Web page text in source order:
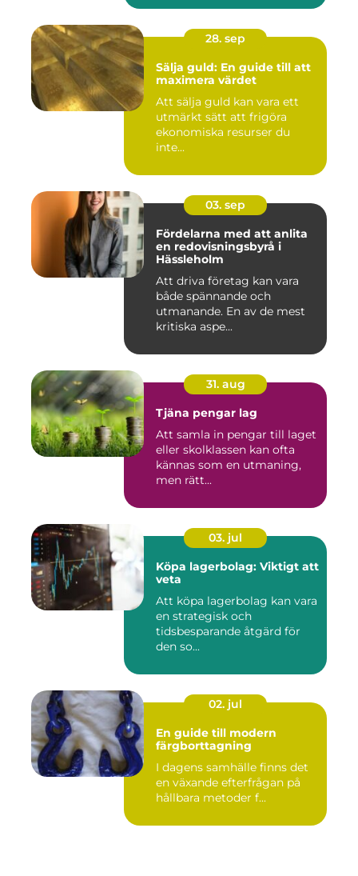
28. sep
Sälja guld: En guide till att
maximera värdet
Att sälja guld kan vara ett
utmärkt sätt att frigöra
ekonomiska resurser du
inte...
03. sep
Fördelarna med att anlita
en redovisningsbyrå i
Hässleholm
Att driva företag kan vara
både spännande och
utmanande. En av de mest
kritiska aspe...
31. aug
Tjäna pengar lag
Att samla in pengar till laget
eller skolklassen kan ofta
kännas som en utmaning,
men rätt...
03. jul
Köpa lagerbolag: Viktigt att
veta
Att köpa lagerbolag kan vara
en strategisk och
tidsbesparande åtgärd för
den so...
02. jul
En guide till modern
färgborttagning
I dagens samhälle finns det
en växande efterfrågan på
hållbara metoder f...